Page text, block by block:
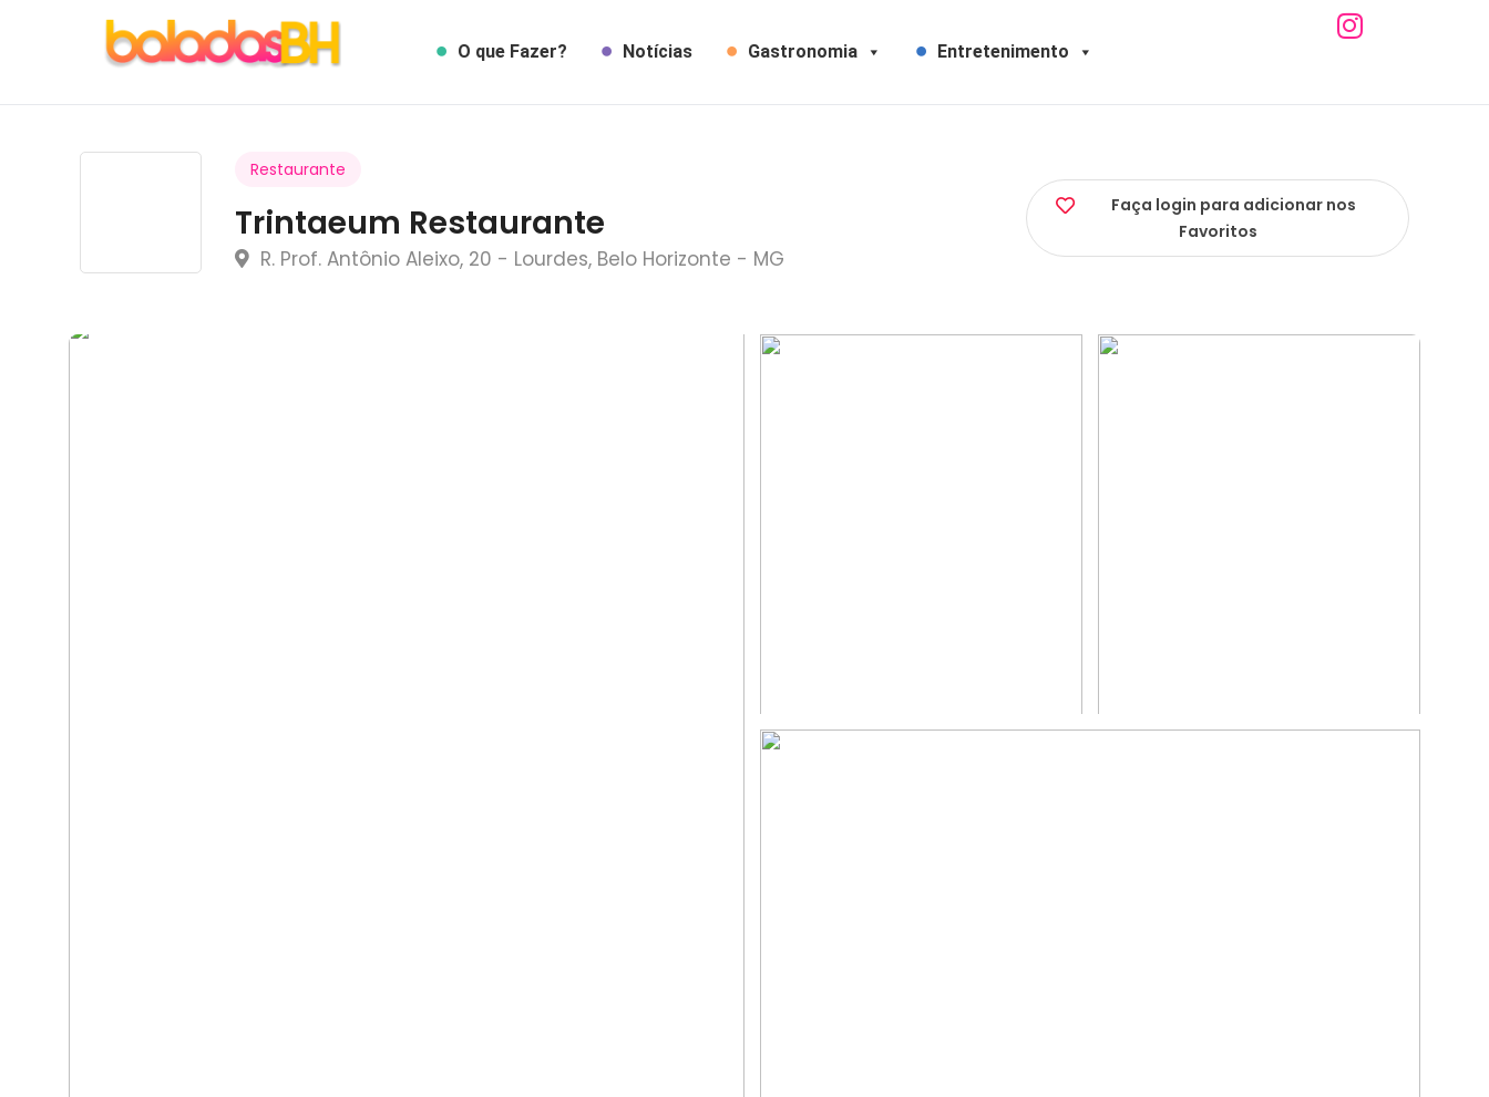
O que Fazer? Notícias Gastronomia Entretenimento
Restaurante
Trintaeum Restaurante
R. Prof. Antônio Aleixo, 20 - Lourdes, Belo Horizonte - MG
Faça login para adicionar nos
Favoritos